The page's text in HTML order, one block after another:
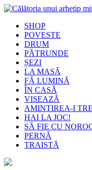
SHOP
POVESTE
DRUM
PĂTRUNDE
ȘEZI
LA MASĂ
FĂ LUMINĂ
ÎN CASĂ
VISEAZĂ
AMINTIREA-I
HAI LA JOC!
SĂ FIE CU
PERNĂ
TRAISTĂ